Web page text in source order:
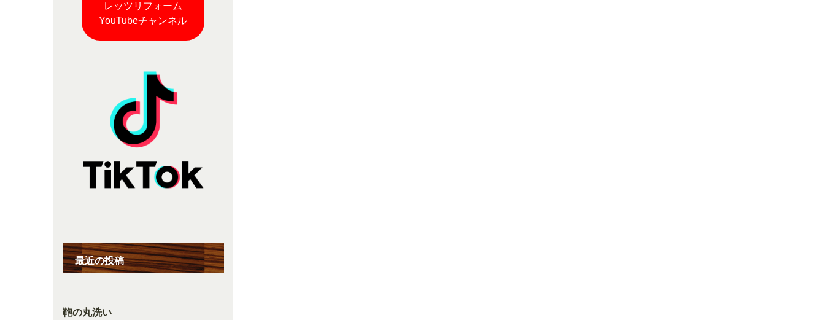
レッツリフォーム
YouTubeチャンネル
最近の投稿
鞄の丸洗い